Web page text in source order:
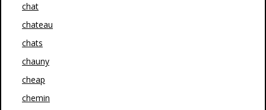
chat
chateau
chats
chauny
cheap
chemin